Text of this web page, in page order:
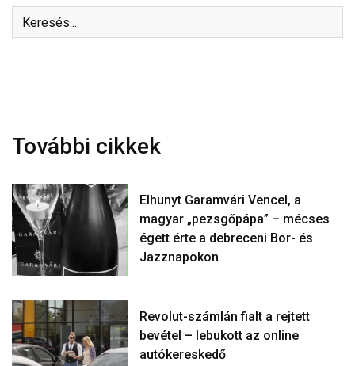
További cikkek
Elhunyt Garamvári Vencel, a
magyar „pezsgőpápa” – mécses
égett érte a debreceni Bor- és
Jazznapokon
Revolut-számlán fialt a rejtett
bevétel – lebukott az online
autókereskedő